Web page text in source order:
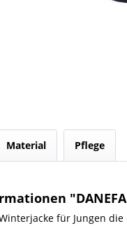
Material Pflege
"DANEFAE
für Jungen